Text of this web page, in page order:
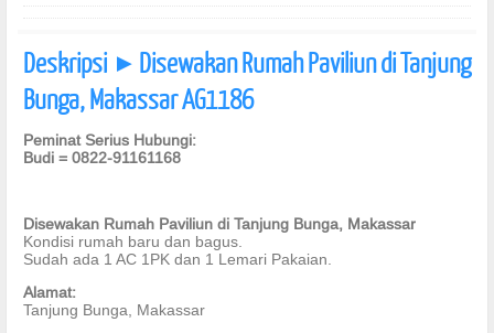
Deskripsi ] Disewakan Rumah Paviliun di Tanjung
Bunga, Makassar AG1186
Peminat Serius Hubungi:
Budi = 0822-91161168
Disewakan Rumah Paviliun di Tanjung Bunga, Makassar
Kondisi rumah baru dan bagus.
Sudah ada 1 AC 1PK dan 1 Lemari Pakaian.
Alamat:
Tanjung Bunga, Makassar